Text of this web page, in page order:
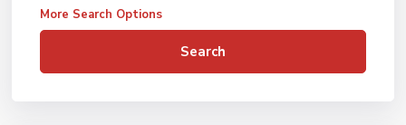
More Search Options
Search